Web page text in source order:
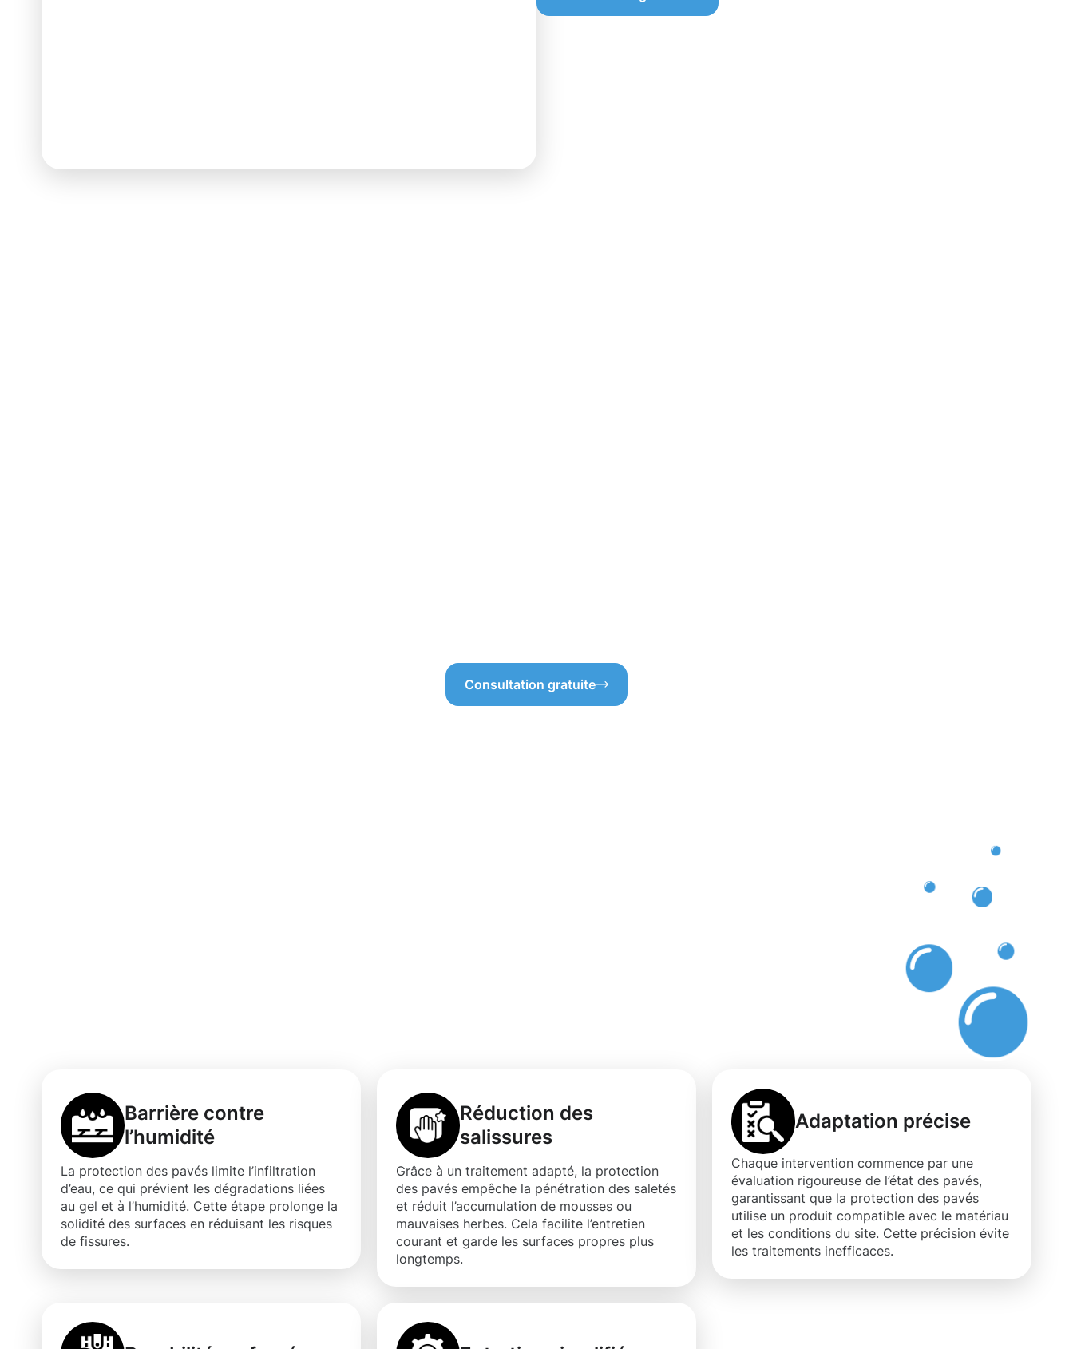
Consultation gratuite
Barrière contre
l’humidité
La protection des pavés limite l’infiltration
d’eau, ce qui prévient les dégradations liées
au gel et à l’humidité. Cette étape prolonge la
solidité des surfaces en réduisant les risques
de fissures.
Réduction des
salissures
Grâce à un traitement adapté, la protection
des pavés empêche la pénétration des saletés
et réduit l’accumulation de mousses ou
mauvaises herbes. Cela facilite l’entretien
courant et garde les surfaces propres plus
longtemps.
Adaptation précise
Chaque intervention commence par une
évaluation rigoureuse de l’état des pavés,
garantissant que la protection des pavés
utilise un produit compatible avec le matériau
et les conditions du site. Cette précision évite
les traitements inefficaces.